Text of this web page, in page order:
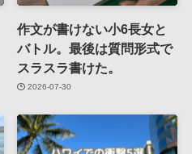
作文が書けない小6長女と
バトル。最後は質問形式で
スラスラ書けた。
2026-07-30